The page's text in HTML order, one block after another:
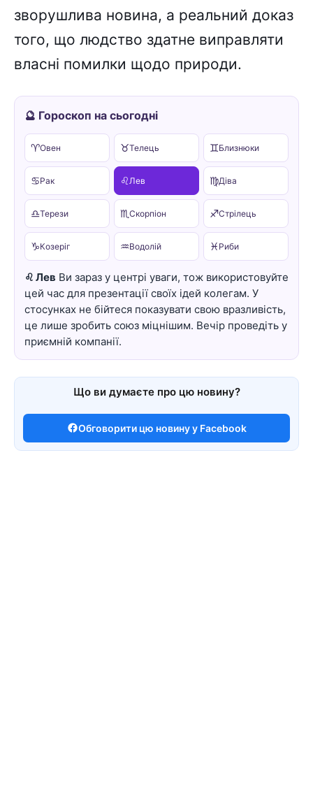
зворушлива новина, а реальний доказ
того, що людство здатне виправляти
власні помилки щодо природи.
🔮 Гороскоп на сьогодні
♈Овен ♉Телець ♊Близнюки
♋Рак ♌ Лев ♍Діва
♎Терези ♏Скорпіон ♐Стрілець
♑Козеріг ♒Водолій ♓ Риби
♌ Лев Ви зараз у центрі уваги, тож використовуйте
цей час для презентації своїх ідей колегам. У
стосунках не бійтеся показувати свою вразливість,
це лише зробить союз міцнішим. Вечір проведіть у
приємній компанії.
Що ви думаєте про цю новину?
Обговорити цю новину у Facebook